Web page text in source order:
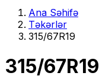
Ana Səhifə
Təkərlər
315/67R19
315/67R19